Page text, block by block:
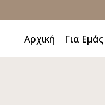
Αρχική Για Εμάς